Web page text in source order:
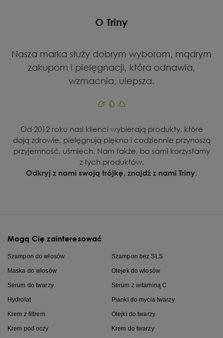
O Triny
Nasza marka służy dobrym wyborom, mądrym
zakupom i pielęgnacji, która odnawia,
wzmacnia, ulepsza.
Od 2012 roku nasi klienci wybierają produkty, które
dają zdrowie, pielęgnują piękno i codziennie przynoszą
przyjemność, uśmiech. Nam także, bo sami korzystamy
z tych produktów.
Odkryj z nami swoją trójkę, znajdź z nami Triny.
Mogą Cię zainteresować
Szampon do włosów Szampon bez SLS
Maska do włosów Olejek do włosów
Serum do twarzy Serum z witaminą C
Hydrolat Pianki do mycia twarzy
Krem z filtrem Olejki do twarzy
Krem pod oczy Krem do twarzy